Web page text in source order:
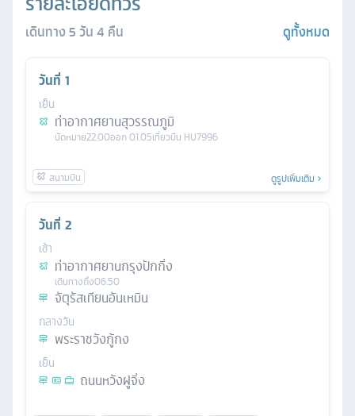
เดินทาง5วัน4 คืน ดูทั้งหมด
วันที่ 1
เย็น
ท่าอากาศยานสุวรรณภูมิ
นัดหมาย22.00ออก01.05เที่ยวบิน HU7996
ดูรูปเพิ่มเติม
วันที่ 2
เช้า
ท่าอากาศยานกรุงปักกิ่ง
เดินทางถึง06.50
จัตุรัสเทียนอันเหมิน
กลางวัน
พระราชวังกู้กง
เย็น
ถนนหวังฝูจิ่ง